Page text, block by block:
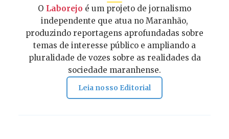
O Laborejo é um projeto de jornalismo
independente que atua no Maranhão,
produzindo reportagens aprofundadas sobre
temas de interesse público e ampliando a
pluralidade de vozes sobre as realidades da
sociedade maranhense.
Leia nosso Editorial